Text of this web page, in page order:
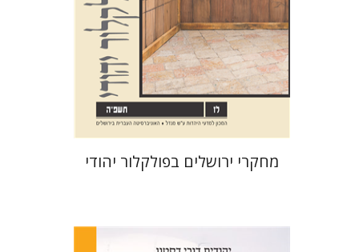
הנחת אתר ספר מודפס
$35
$32
מחקרי ירושלים בפולקלור יהודי